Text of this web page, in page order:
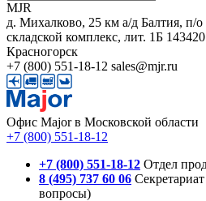
MJR
д. Михалково, 25 км а/д Балтия, п/о
складской комплекс, лит. 1Б 143420
Красногорск
+7 (800) 551-18-12 sales@mjr.ru
Офис Major в Московской области
+7 (800) 551-18-12
+7 (800) 551-18-12 Отдел
8 (495) 737 60 06
вопросы)